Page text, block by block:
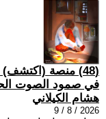
(48) منصة
في صمود الصوت
هشام الكيلاني
2026 / 8 / 9